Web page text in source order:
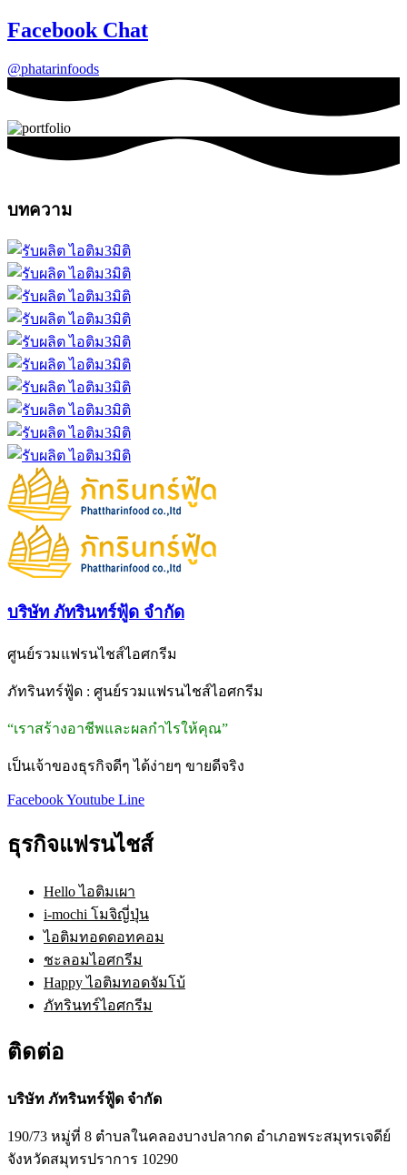
Facebook Chat
@phatarinfoods
บทความ
บริษัท ภัทรินทร์ฟู้ด จำกัด
ศูนย์รวมแฟรนไชส์ไอศกรีม
ภัทรินทร์ฟู้ด : ศูนย์รวมแฟรนไชส์ไอศกรีม
“เราสร้างอาชีพและผลกำไรให้คุณ”
เป็นเจ้าของธุรกิจดีๆ ได้ง่ายๆ ขายดีจริง
FacebookYoutube Line
ธุรกิจแฟรนไชส์
Hello ไอติมเผา
i-mochi โมจิญี่ปุ่น
ไอติมทอดดอทคอม
ชะลอมไอศกรีม
Happy ไอติมทอดจัมโบ้
ภัทรินทร์ไอศกรีม
ติดต่อ
บริษัท ภัทรินทร์ฟู้ด จำกัด
190/73 หมู่ที่ 8 ตำบลในคลองบางปลากด อำเภอพระสมุทรเจดีย์
จังหวัดสมุทรปราการ 10290